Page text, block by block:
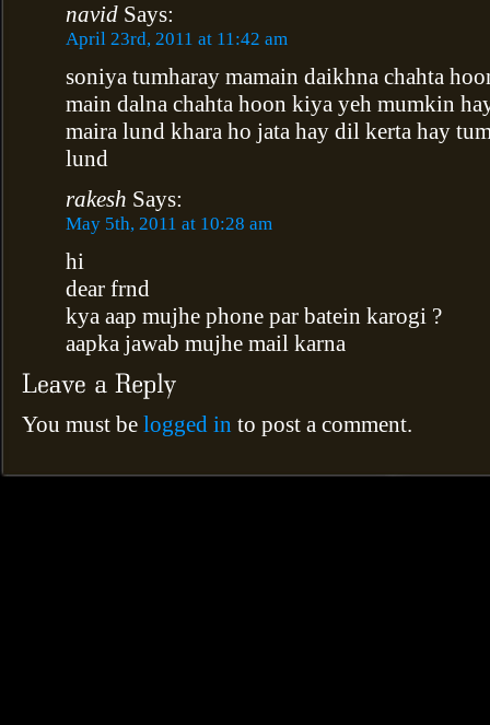
navid Says:
April 23rd, 2011 at 11:42 am
soniya tumharay mamain daikhna chahta
main dalna chahta hoon kiya yeh mumkin
maira lund khara ho jata hay dil kerta hay
lund
rakesh Says:
May 5th, 2011 at 10:28 am
hi
dear frnd
kya aap mujhe phone par batein karogi ?
aapka jawab mujhe mail karna
You must be logged in to post a comment.